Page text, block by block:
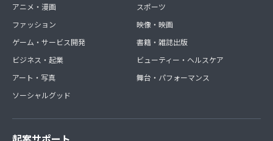
アニメ・漫画
ファッション
ゲーム・サービス開発
ビジネス・起業
アート・写真
ソーシャルグッド
スポーツ
映像・映画
書籍・雑誌出版
ビューティー・ヘルスケア
舞台・パフォーマンス